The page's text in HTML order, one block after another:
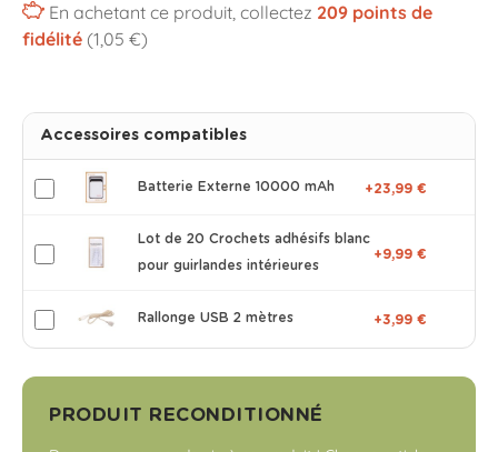
En achetant ce produit, collectez 209points de
fidélité (1,05 €)
Accessoires compatibles
Batterie Externe 10000 mAh +23,99 €
Lot de 20 Crochets adhésifs blanc
pour guirlandes intérieures
+9,99 €
Rallonge USB 2 mètres +3,99 €
PRODUIT RECONDITIONNÉ